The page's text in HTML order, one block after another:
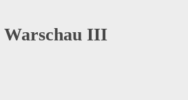
Warschau III